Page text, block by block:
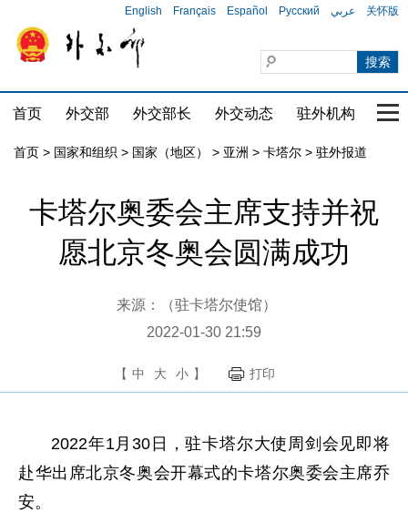
English Français Español Русский عربي 关怀版
首页 外交部 外交部长 外交动态 驻外机构 国
首页 > 国家和组织 > 国家（地区） > 亚洲 > 卡塔尔 > 驻外报道
卡塔尔奥委会主席支持并祝
愿北京冬奥会圆满成功
来源：（驻卡塔尔使馆）
2022-01-30 21:59
【 中 大 小 】 打印
2022年1月30日，驻卡塔尔大使周剑会见即将
赴华出席北京冬奥会开幕式的卡塔尔奥委会主席乔
安。